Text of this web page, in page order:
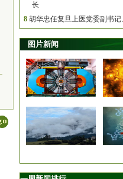
长
8 胡华忠任复旦上医党委副书
图片新闻